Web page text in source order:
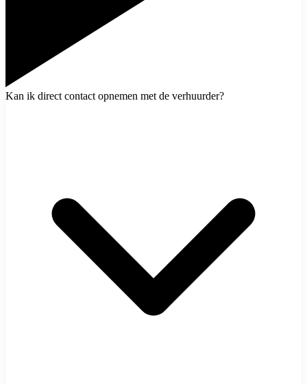
Kan ik direct contact opnemen met de verhuurder?